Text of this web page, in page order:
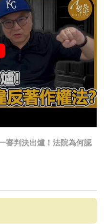
審判決出爐！法院為何認